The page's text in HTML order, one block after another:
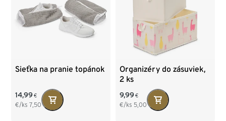
Sieťka na pranie topánok
14,99 €
€/ks 7,50
Organizéry do zásuviek,
2 ks
9,99 €
€/ks 5,00